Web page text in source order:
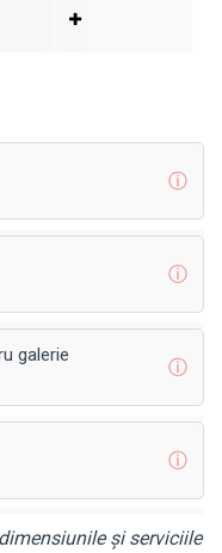
ⓘ
ⓘ
galerie
ⓘ
ⓘ
și serviciile